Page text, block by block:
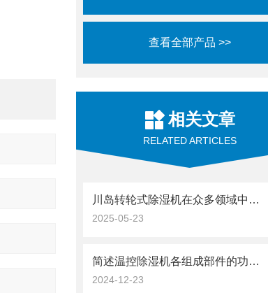
查看全部产品 >>
相关文章
RELATED ARTICLES
川岛转轮式除湿机在众多领域中扮演着“隐形守护者”的角色
2025-05-23
简述温控除湿机各组成部件的功能特点
2024-12-23